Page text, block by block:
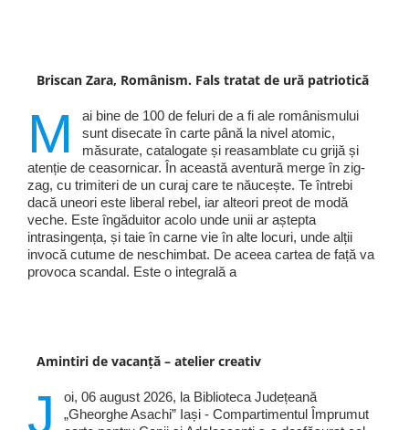
Briscan Zara, Românism. Fals tratat de ură patriotică
M
ai bine de 100 de feluri de a fi ale românismului
sunt disecate în carte până la nivel atomic,
măsurate, catalogate și reasamblate cu grijă și
atenție de ceasornicar. În această aventură merge în zig-
zag, cu trimiteri de un curaj care te năucește. Te întrebi
dacă uneori este liberal rebel, iar alteori preot de modă
veche. Este îngăduitor acolo unde unii ar aștepta
intrasingența, și taie în carne vie în alte locuri, unde alții
invocă cutume de neschimbat. De aceea cartea de față va
provoca scandal. Este o integrală a
Amintiri de vacanță – atelier creativ
J
oi, 06 august 2026, la Biblioteca Județeană
„Gheorghe Asachi” Iași - Compartimentul Împrumut